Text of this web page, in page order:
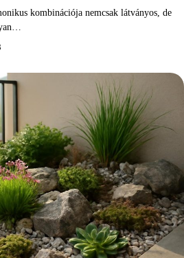
kombinációja nemcsak látványos, de